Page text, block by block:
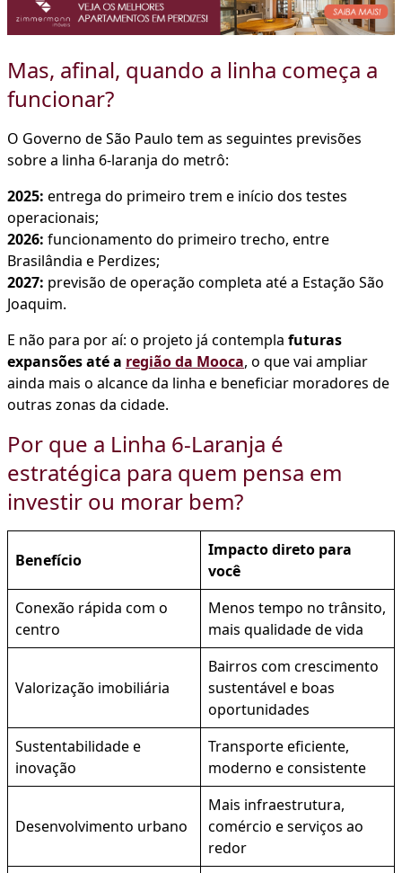
Mas, afinal, quando a linha começa a
funcionar?
O Governo de São Paulo tem as seguintes previsões
sobre a linha 6-laranja do metrô:
2025: entrega do primeiro trem e início dos testes
operacionais;
2026: funcionamento do primeiro trecho, entre
Brasilândia e Perdizes;
2027: previsão de operação completa até a Estação São
Joaquim.
E não para por aí: o projeto já contempla futuras
expansões até a região da Mooca, o que vai ampliar
ainda mais o alcance da linha e beneficiar moradores de
outras zonas da cidade.
Por que a Linha 6-Laranja é
estratégica para quem pensa em
investir ou morar bem?
Benefício
Impacto direto para
você
Conexão rápida com o
centro
Menos tempo no trânsito,
mais qualidade de vida
Valorização imobiliária
Bairros com crescimento
sustentável e boas
oportunidades
Sustentabilidade e
inovação
Transporte eficiente,
moderno e consistente
Desenvolvimento urbano
Mais infraestrutura,
comércio e serviços ao
redor